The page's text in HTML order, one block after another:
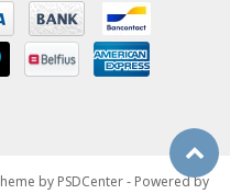
by PSDCenter- Powered by